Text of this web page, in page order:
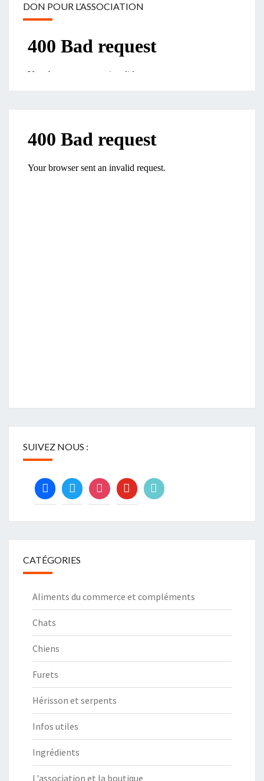
DON POUR L’ASSOCIATION
SUIVEZ NOUS :
facebooktwitterinstagramyoutubetiktok
CATÉGORIES
Aliments du commerce et compléments
Chats
Chiens
Furets
Hérisson et serpents
Infos utiles
Ingrédients
L'association et la boutique